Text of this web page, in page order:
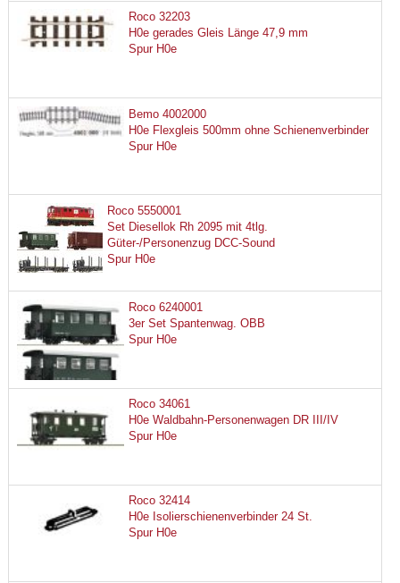
Roco 32203
H0e gerades Gleis Länge 47,9 mm
Spur H0e
Bemo 4002000
H0e Flexgleis 500mm ohne Schienenverbinder
Spur H0e
Roco 5550001
Set Diesellok Rh 2095 mit 4tlg.
Güter-/Personenzug DCC-Sound
Spur H0e
Roco 6240001
3er Set Spantenwag. OBB
Spur H0e
Roco 34061
H0e Waldbahn-Personenwagen DR III/IV
Spur H0e
Roco 32414
H0e Isolierschienenverbinder 24 St.
Spur H0e